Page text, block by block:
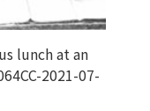
lunch at an
2021-07-